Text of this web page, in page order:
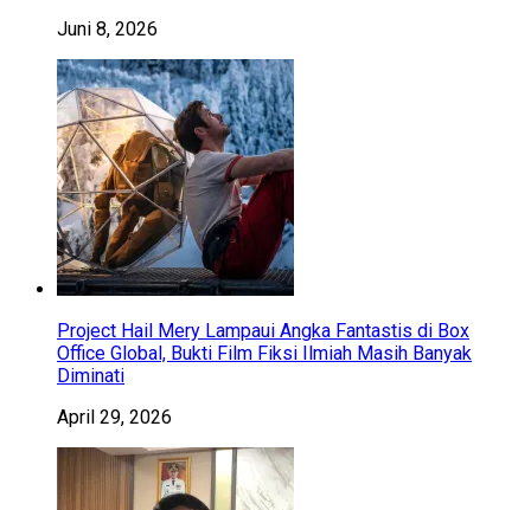
Juni 8, 2026
Project Hail Mery Lampaui Angka Fantastis di Box
Office Global, Bukti Film Fiksi Ilmiah Masih Banyak
Diminati
April 29, 2026